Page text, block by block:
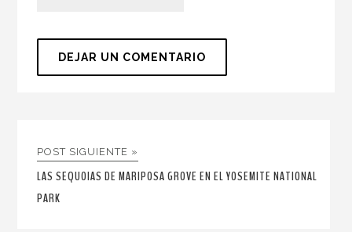
POST SIGUIENTE »
LAS SEQUOIAS DE MARIPOSA GROVE EN EL YOSEMITE NATIONAL
PARK